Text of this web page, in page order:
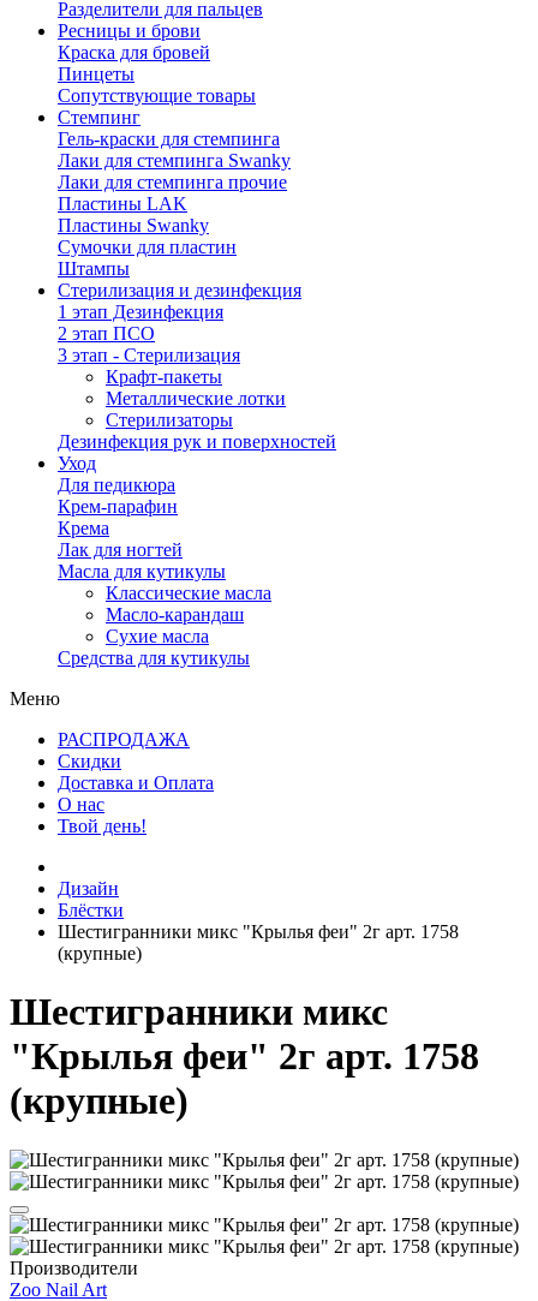
Разделители для пальцев
Ресницы и брови
Краска для бровей
Пинцеты
Сопутствующие товары
Стемпинг
Гель-краски для стемпинга
Лаки для стемпинга Swanky
Лаки для стемпинга прочие
Пластины LAK
Пластины Swanky
Сумочки для пластин
Штампы
Стерилизация и дезинфекция
1 этап Дезинфекция
2 этап ПСО
3 этап - Стерилизация
Крафт-пакеты
Металлические лотки
Стерилизаторы
Дезинфекция рук и поверхностей
Уход
Для педикюра
Крем-парафин
Крема
Лак для ногтей
Масла для кутикулы
Классические масла
Масло-карандаш
Сухие масла
Средства для кутикулы
Меню
РАСПРОДАЖА
Скидки
Доставка и Оплата
О нас
Твой день!
Дизайн
Блёстки
Шестигранники микс "Крылья феи" 2г арт. 1758
(крупные)
Шестигранники микс
"Крылья феи" 2г арт. 1758
(крупные)
Производители
Zoo Nail Art